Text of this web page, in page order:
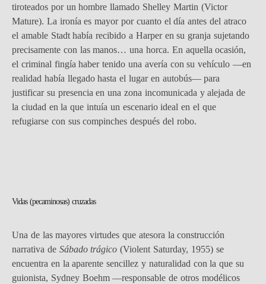
tiroteados por un hombre llamado Shelley Martin (Victor
Mature). La ironía es mayor por cuanto el día antes del atraco
el amable Stadt había recibido a Harper en su granja sujetando
precisamente con las manos… una horca. En aquella ocasión,
el criminal fingía haber tenido una avería con su vehículo —en
realidad había llegado hasta el lugar en autobús— para
justificar su presencia en una zona incomunicada y alejada de
la ciudad en la que intuía un escenario ideal en el que
refugiarse con sus compinches después del robo.
Vidas (pecaminosas) cruzadas
Una de las mayores virtudes que atesora la construcción
narrativa de Sábado trágico(Violent Saturday, 1955) se
encuentra en la aparente sencillez y naturalidad con la que su
guionista, Sydney Boehm —responsable de otros modélicos